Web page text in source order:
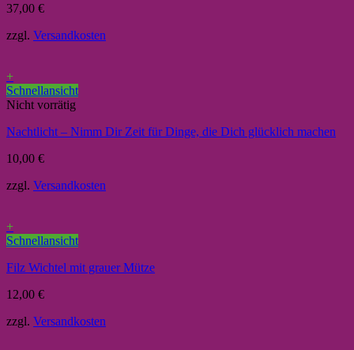
37,00 €
zzgl. Versandkosten
+
Schnellansicht
Nicht vorrätig
Nachtlicht – Nimm Dir Zeit für Dinge, die Dich glücklich machen
10,00 €
zzgl. Versandkosten
+
Schnellansicht
Filz Wichtel mit grauer Mütze
12,00 €
zzgl. Versandkosten